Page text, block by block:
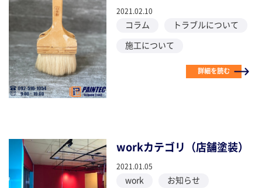
2021.02.10
コラム
トラブルについて
施工について
詳細を読む
workカテゴリ（店舗塗装）
2021.01.05
work
お知らせ